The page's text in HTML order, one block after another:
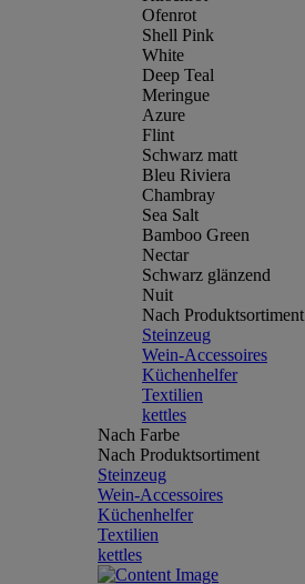
Ofenrot
Shell Pink
White
Deep Teal
Meringue
Azure
Flint
Schwarz matt
Bleu Riviera
Chambray
Sea Salt
Bamboo Green
Nectar
Schwarz glänzend
Nuit
Nach Produktsortiment
Steinzeug
Wein-Accessoires
Küchenhelfer
Textilien
kettles
Nach Farbe
Nach Produktsortiment
Steinzeug
Wein-Accessoires
Küchenhelfer
Textilien
kettles